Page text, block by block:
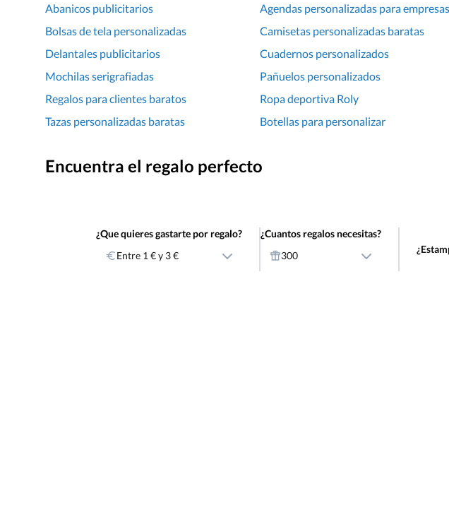
Abanicos publicitarios Agendas personalizadas para empresas
Bolsas de tela personalizadas
Camisetas personalizadas baratas
Delantales publicitarios
Cuadernos personalizados
Mochilas serigrafiadas
Pañuelos personalizados
Regalos para clientes baratos
Ropa deportiva Roly
Tazas personalizadas baratas
Botellas para personalizar
Encuentra el regalo perfecto
¿Que quieres gastarte por regalo?
Entre 1 € y 3 €
¿Cuantos regalos necesitas?
300